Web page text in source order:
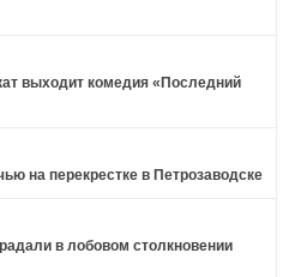
выходит комедия «Последний
на перекрестке в Петрозаводске
в лобовом столкновении